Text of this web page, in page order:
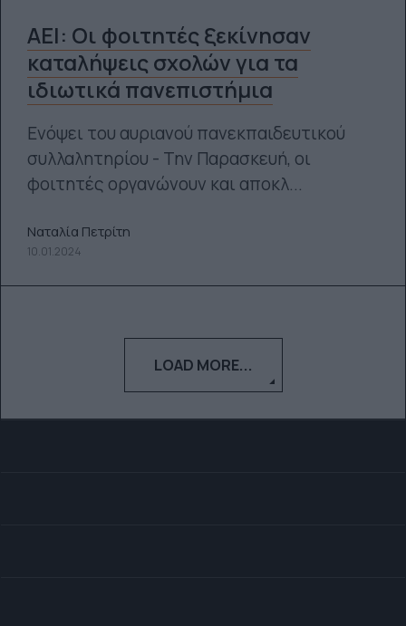
ΑΕΙ: Οι φοιτητές ξεκίνησαν
καταλήψεις σχολών για τα
ιδιωτικά πανεπιστήμια
Ενόψει του αυριανού πανεκπαιδευτικού
συλλαλητηρίου - Την Παρασκευή, οι
φοιτητές οργανώνουν και αποκλ...
Ναταλία Πετρίτη
10.01.2024
LOAD MORE...